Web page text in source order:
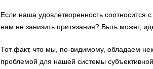
Если наша удовлетворенность соотносится с
нам не занизить притязания? Быть может, и
Тот факт, что мы, по-видимому, обладаем
проблемой для нашей системы субъективной